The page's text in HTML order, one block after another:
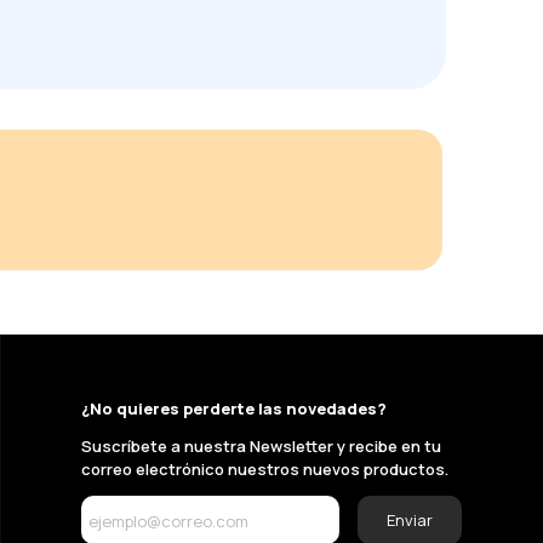
¿No quieres perderte las novedades?
Suscríbete a nuestra Newsletter y recibe en tu
correo electrónico nuestros nuevos productos.
Enviar